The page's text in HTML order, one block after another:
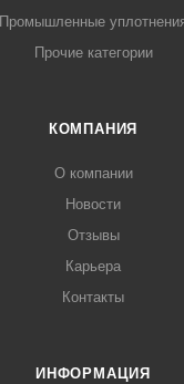
Промышленные
Прочие категории
КОМПАНИЯ
О компании
Новости
Отзывы
Карьера
Контакты
ИНФОРМАЦИЯ